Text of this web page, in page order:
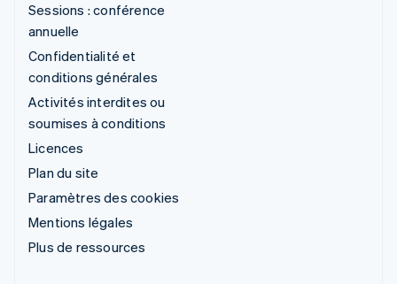
Sessions : conférence
annuelle
Confidentialité et
conditions générales
Activités interdites ou
soumises à conditions
Licences
Plan du site
Paramètres des cookies
Mentions légales
Plus de ressources